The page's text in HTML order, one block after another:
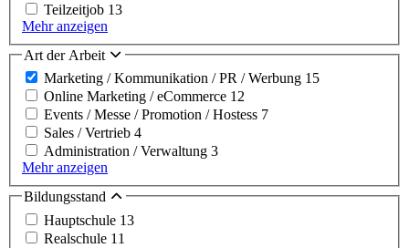
Teilzeitjob 13
Mehr anzeigen
Art der Arbeit
Marketing / Kommunikation / PR / Werbung 15
Online Marketing / eCommerce 12
Events / Messe / Promotion / Hostess 7
Sales / Vertrieb 4
Administration / Verwaltung 3
Mehr anzeigen
Bildungsstand
Hauptschule 13
Realschule 11